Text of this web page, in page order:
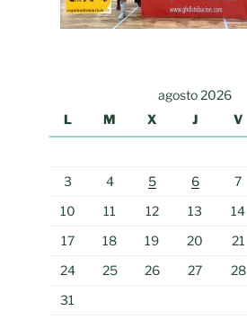
agosto 2026
L
M X J V
3
4 5 6 7
10
11 12 13 14
17
18 19 20 21
24
25 26 27 28
31